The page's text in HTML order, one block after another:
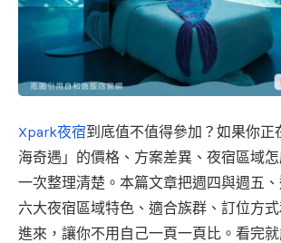
Xpark夜宿到底值不值得參加？如果你正
海奇遇」的價格、方案差異、夜宿區域
一次整理清楚。本篇文章把週四與週五、
六大夜宿區域特色、適合族群、訂位方
進來，讓你不用自己一頁一頁比。看完